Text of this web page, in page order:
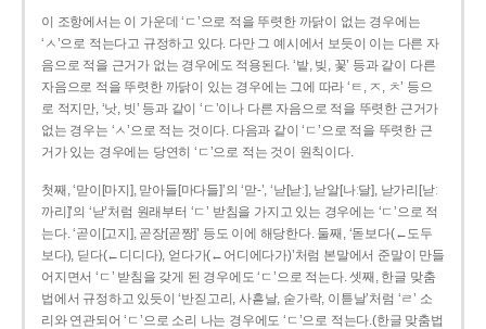
이 조항에서는 이 가운데 ‘ㄷ’으로 적을 뚜렷한 까닭이 없는 경우에는
‘ㅅ’으로 적는다고 규정하고 있다. 다만 그 예시에서 보듯이 이는 다른 자
음으로 적을 근거가 없는 경우에도 적용된다. ‘밭, 빚, 꽃’ 등과 같이 다른
자음으로 적을 뚜렷한 까닭이 있는 경우에는 그에 따라 ‘ㅌ, ㅈ, ㅊ’ 등으
로 적지만, ‘낫, 빗’ 등과 같이 ‘ㄷ’이나 다른 자음으로 적을 뚜렷한 근거가
없는 경우는 ‘ㅅ’으로 적는 것이다. 다음과 같이 ‘ㄷ’으로 적을 뚜렷한 근
거가 있는 경우에는 당연히 ‘ㄷ’으로 적는 것이 원칙이다.
첫째, ‘맏이[마지], 맏아들[마다들]’의 ‘맏-’, ‘낟[낟ː], 낟알[나ː달], 낟가리[낟ː
까리]’의 ‘낟’처럼 원래부터 ‘ㄷ’ 받침을 가지고 있는 경우에는 ‘ㄷ’으로 적
는다. ‘곧이[고지], 곧장[곧짱]’ 등도 이에 해당한다. 둘째, ‘돋보다(←도두
보다), 딛다(←디디다), 얻다가(←어디에다가)’처럼 본말에서 준말이 만들
어지면서 ‘ㄷ’ 받침을 갖게 된 경우에도 ‘ㄷ’으로 적는다. 셋째, 한글 맞춤
법에서 규정하고 있듯이 ‘반짇고리, 사흗날, 숟가락, 이튿날’처럼 ‘ㄹ’ 소
리와 연관되어 ‘ㄷ’으로 소리 나는 경우에도 ‘ㄷ’으로 적는다.(한글 맞춤법